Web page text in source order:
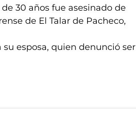
30 años fue asesinado de
de El Talar de Pacheco,
esposa, quien denunció ser